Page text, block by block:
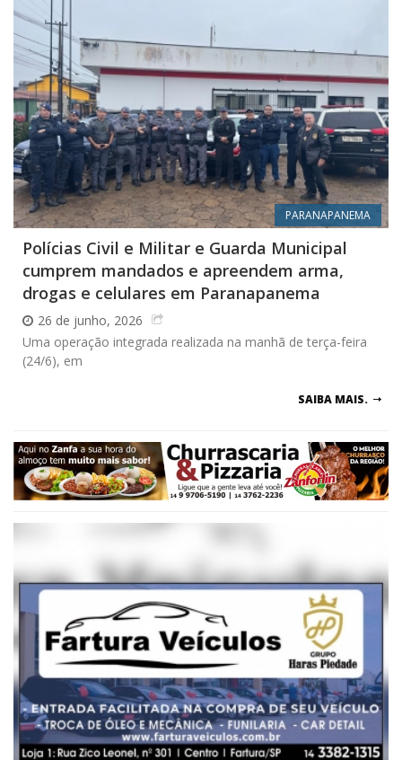
PARANAPANEMA
Polícias Civil e Militar e Guarda Municipal
cumprem mandados e apreendem arma,
drogas e celulares em Paranapanema
26 de junho, 2026
Uma operação integrada realizada na manhã de terça-feira
(24/6), em
SAIBA MAIS.